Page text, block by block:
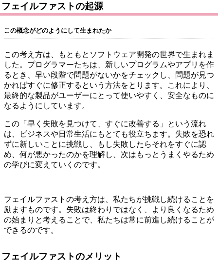
フェイルファストの起源
この概念がどのようにして生まれたか
この考え方は、もともとソフトウェア開発の世界で生まれま
した。プログラマーたちは、新しいプログラムやアプリを作
るとき、早い段階で問題がないかをチェックし、問題が見つ
かればすぐに修正するという方法をとります。これにより、
最終的な製品がユーザーにとって使いやすく、安全なものに
なるようにしています。
この「早く失敗を見つけて、すぐに改善する」という流れ
は、ビジネスや日常生活にもとても役立ちます。失敗を恐れ
ずに新しいことに挑戦し、もし失敗したらそれをすぐに認
め、何が悪かったのかを理解し、次はもっとうまくやるため
の学びに変えていくのです。
フェイルファストの考え方は、私たちが挑戦し続けることを
励ますものです。失敗は終わりではなく、より良くなるため
の始まりと考えることで、私たちは常に前進し続けることが
できるのです。
フェイルファストのメリット